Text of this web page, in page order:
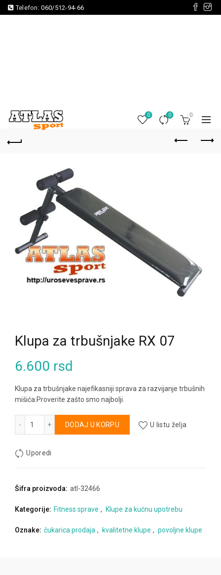
Telefon:060/512-94-66
0 0 0
Klupa za trbušnjake RX 07
6.600 rsd
Klupa za trbušnjake najefikasniji sprava za razvijanje trbušnih
mišića.Proverite zašto smo najbolji.
DODAJ U KORPU
Alternative:
U listu želja
Uporedi
Šifra proizvoda: atl-32466
Kategorije: Fitness sprave , Klupe za kućnu upotrebu
Oznake: čukarica prodaja , kvalitetne klupe , povoljne klupe